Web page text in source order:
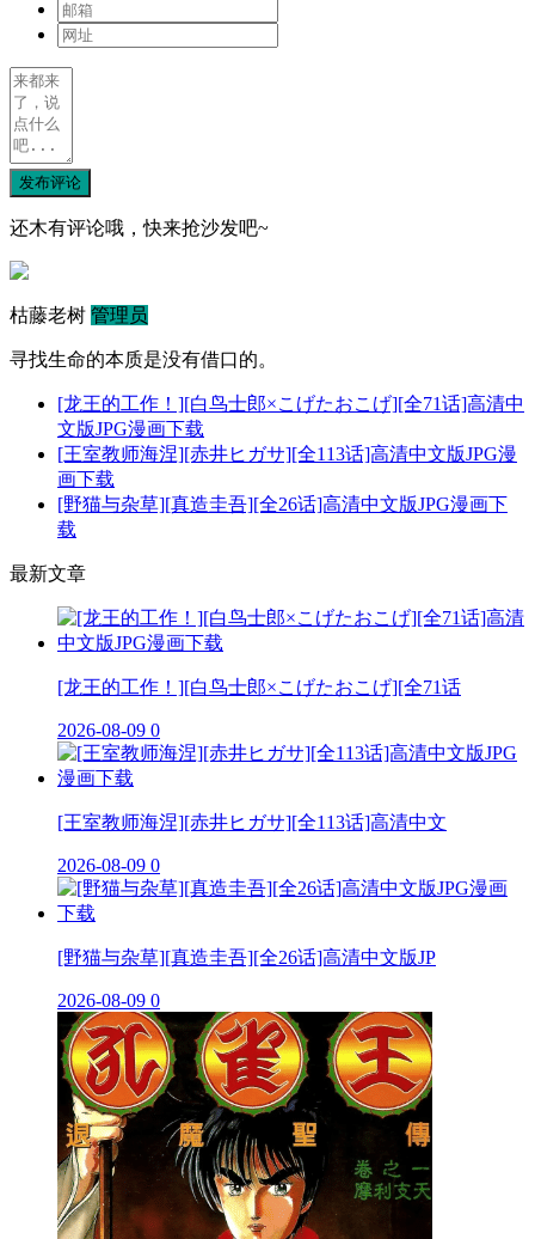
发布评论
还木有评论哦，快来抢沙发吧~
枯藤老树 管理员
寻找生命的本质是没有借口的。
[龙王的工作！][白鸟士郎×こげたおこげ][全71话]高清中
文版JPG漫画下载
[王室教师海涅][赤井ヒガサ][全113话]高清中文版JPG漫
画下载
[野猫与杂草][真造圭吾][全26话]高清中文版JPG漫画下
载
最新文章
[龙王的工作！][白鸟士郎×こげたおこげ][全71话
2026-08-09 0
[王室教师海涅][赤井ヒガサ][全113话]高清中文
2026-08-09 0
[野猫与杂草][真造圭吾][全26话]高清中文版JP
2026-08-09 0